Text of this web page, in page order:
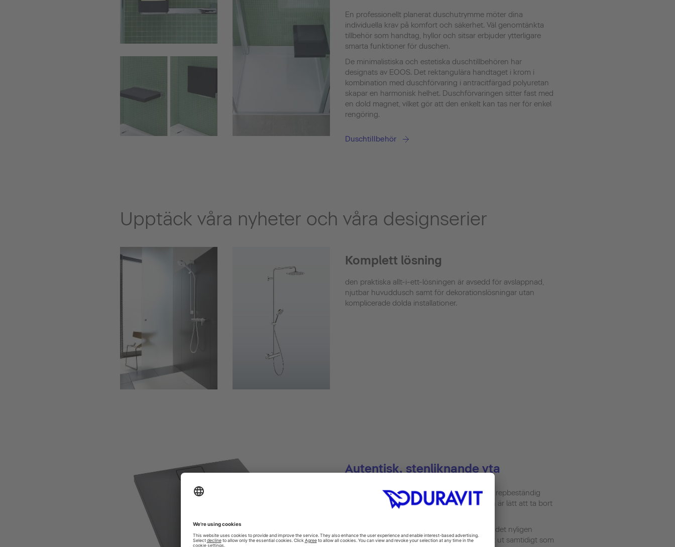
En professionellt planerat duschutrymme möter dina
individuella krav på komfort och säkerhet. Väl genomtänkta
tillbehör som handtag, hyllor och sitsar erbjuder ytterligare
smarta funktioner för duschen.
De minimalistiska och estetiska duschtillbehören har
designats av EOOS. Det rektangulära handtaget i krom i
kombination med duschförvaring i antracitfärgad polyuretan
skapar en harmonisk helhet. Duschförvaringen sitter fast med
en dold magnet, vilket gör att den enkelt kan tas ner för enkel
rengöring.
Duschtillbehör
Upptäck våra nyheter och våra designserier
Komplett lösning
den praktiska allt-i-ett-lösningen är avsedd för avslappnad,
njutbar huvuddusch samt för dekorationslösningar utan
komplicerade dolda installationer.
Autentisk, stenliknande yta
DuroCast UltraResist har en matt yta som är repbeständig
och robust. Den integrerade ventiltäckkåpan är lätt att ta bort
Den omsorgsfullt integrerade lutningen och det nyligen
patenterade avloppet ser till att ytan ser platt ut samtidigt som